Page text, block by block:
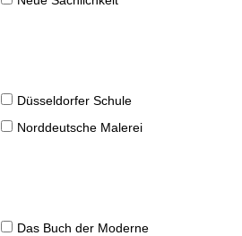
Düsseldorfer Schule
Norddeutsche Malerei
Das Buch der Moderne